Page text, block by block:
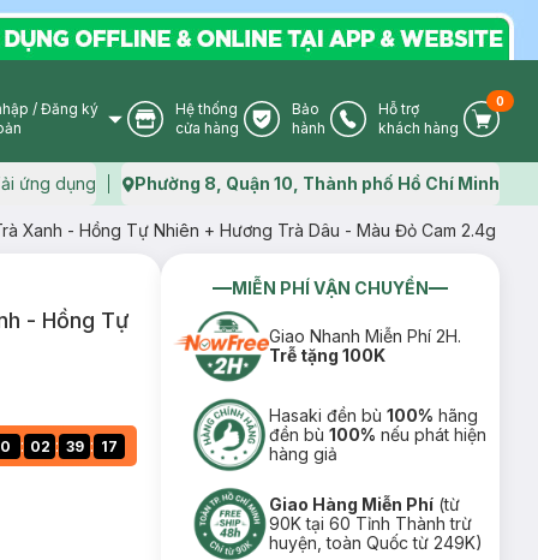
User Icon
/ Đăng ký
Store Icon
Hệ thống
cửa hàng
Warranty Icon
Bảo
hành
Phone Icon
Hỗ trợ
khách hàng
Cart
0
ứng dụng Map icon
Phường 8, Quận 10, Thành phố Hồ Chí Minh
Xanh - Hồng Tự Nhiên + Hương Trà Dâu - Màu Đỏ Cam 2.4g
- Hồng Tự
0 : 02 : 39 : 16
MIỄN PHÍ VẬN CHUYỂN
Giao Nhanh Miễn Phí 2H.
Trễ tặng 100K
Hasaki đền bù100% hãng
đền bù100% nếu phát hiện
hàng giả
Giao Hàng Miễn Phí (từ
90K tại 60 Tỉnh Thành trừ
huyện, toàn Quốc từ 249K)